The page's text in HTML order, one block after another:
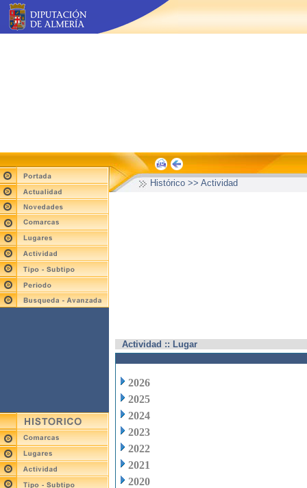
Histórico >> Actividad
Actividad :: Lugar
2026
2025
2024
2023
2022
2021
2020